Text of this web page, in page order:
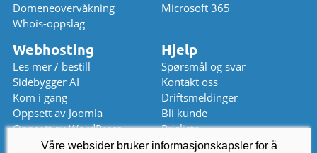
Domeneovervåkning
Whois-oppslag
Microsoft 365
Webhosting
Les mer / bestill
Sidebygger AI
Kom i gang
Oppsett av Joomla
Oppsett av WordPress
Hjelp
Spørsmål og svar
Kontakt oss
Driftsmeldinger
Bli kunde
Prisliste
Våre websider bruker informasjonskapsler for å